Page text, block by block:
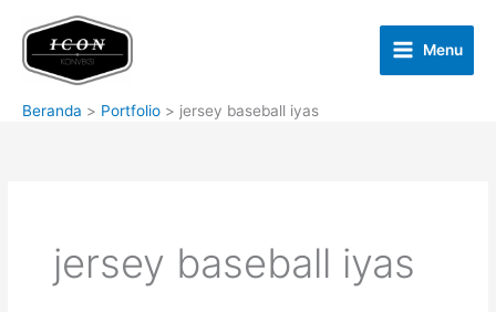
konten
Menu
Beranda Portfolio jersey baseball iyas
jersey baseball iyas